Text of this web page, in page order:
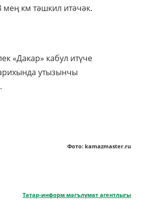
км тәшкил итәчәк.
«Дакар» кабул итүче
утызынчы
Фото: kamazmaster.ru
Татар-информ мәгълүмат агентлыгы